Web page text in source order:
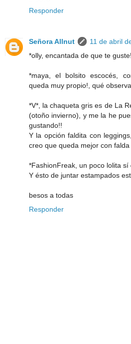
Responder
Señora Allnut
11 de abril
*olly, encantada de que te
*maya, el bolsito escocés,
queda muy propio!, qué
*V*, la chaqueta gris es de La
(otoño invierno), y me la he
gustando!!
Y la opción faldita con
creo que queda mejor con
*FashionFreak, un poco lolita
Y ésto de juntar estampados
besos a todas
Responder